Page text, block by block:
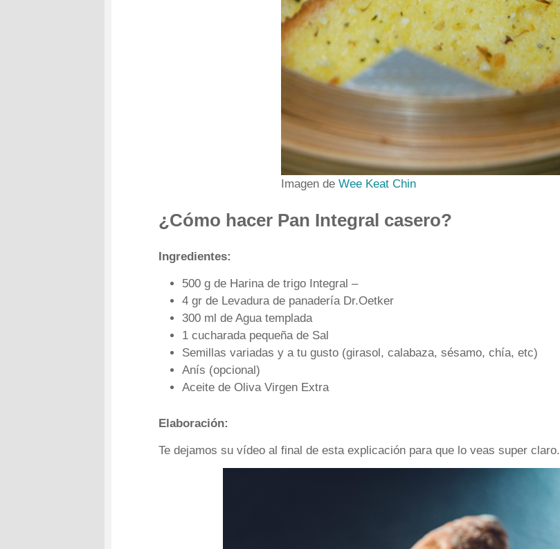
Imagen de Wee Keat Chin
¿Cómo hacer Pan Integral casero?
Ingredientes:
500 g de Harina de trigo Integral –
4 gr de Levadura de panadería Dr.Oetker
300 ml de Agua templada
1 cucharada pequeña de Sal
Semillas variadas y a tu gusto (girasol, calabaza, sésamo, chía, etc)
Anís (opcional)
Aceite de Oliva Virgen Extra
Elaboración:
Te dejamos su vídeo al final de esta explicación para que lo veas super claro.